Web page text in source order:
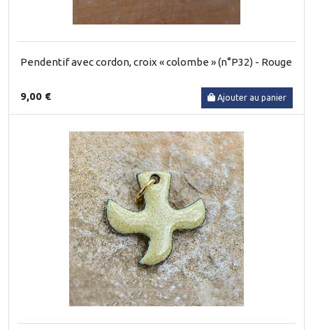
Pendentif avec cordon, croix « colombe » (n°P32) - Rouge
9,00 € Ajouter au panier